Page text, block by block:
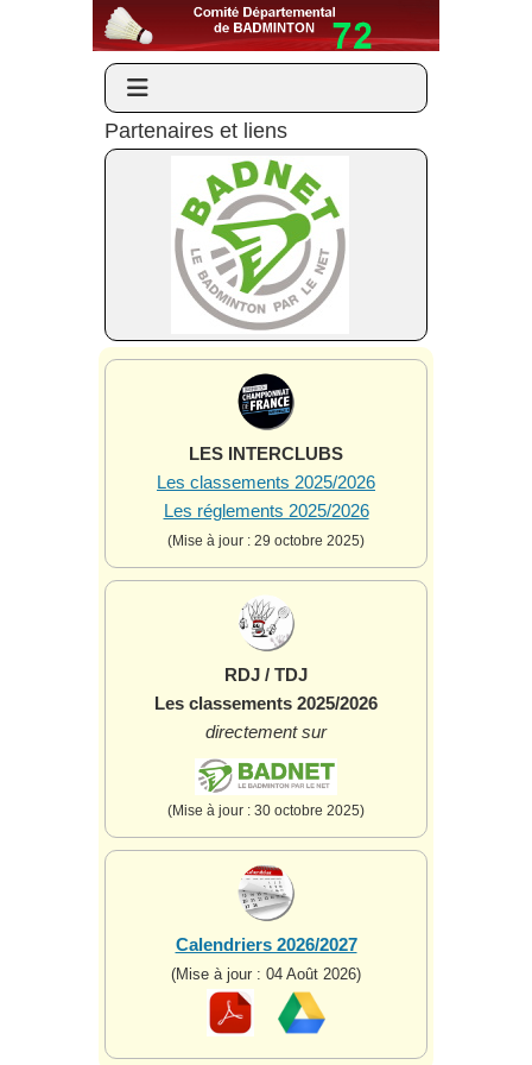
Partenaires et liens
LES INTERCLUBS
Les classements 2025/2026
Les réglements 2025/2026
(Mise à jour : 29 octobre 2025)
RDJ / TDJ
Les classements 2025/2026
directement sur
(Mise à jour : 30 octobre 2025)
Calendriers 2026/2027
(Mise à jour : 04 Août 2026)